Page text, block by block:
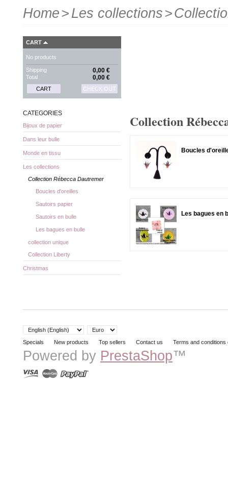
Home> Les collections>
Collection
Boucles
Les bagues en
CART
No products
Shipping 0,00 €
Total 0,00 €
CART CHECK OUT
CATEGORIES
Bijoux de papier
Dans leur bulle
Monde en tissu
Les collections
Collection Rébecca Dautremer
Boucles d'oreilles
Sautoirs papier
Sautoirs en bulle
Les bagues en bulle
collection unique
Collection Liberty
Christmas
Specials New products Top sellers Contact us Terms and conditions
Powered by PrestaShop™